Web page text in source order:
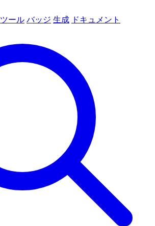
ツール バッジ 生成 ドキュメント